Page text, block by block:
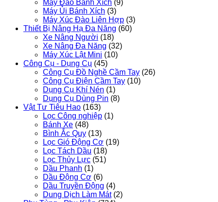
Máy Đào Bánh Xích (9)
Máy Ủi Bánh Xích (3)
Máy Xúc Đào Liên Hợp (3)
Thiết Bị Nâng Hạ Đa Năng (60)
Xe Nâng Người (18)
Xe Nâng Đa Năng (32)
Máy Xúc Lật Mini (10)
Công Cụ - Dụng Cụ (45)
Công Cụ Đồ Nghề Cầm Tay (26)
Công Cụ Điện Cầm Tay (10)
Dụng Cụ Khí Nén (1)
Dụng Cụ Dùng Pin (8)
Vật Tư Tiêu Hao (163)
Lọc Công nghiệp (1)
Bánh Xe (48)
Bình Ắc Quy (13)
Lọc Gió Động Cơ (19)
Lọc Tách Dầu (18)
Lọc Thủy Lực (51)
Dầu Phanh (1)
Dầu Động Cơ (6)
Dầu Truyền Động (4)
Dung Dịch Làm Mát (2)